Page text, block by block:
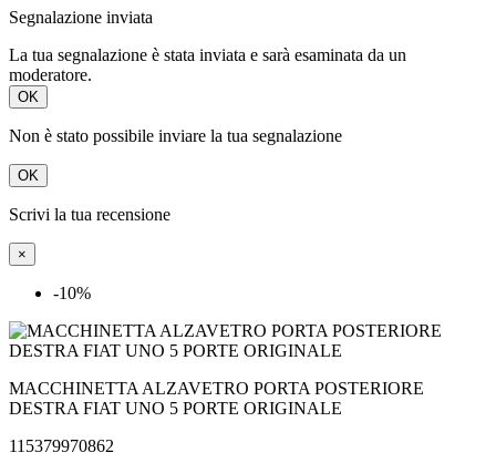
Segnalazione inviata
La tua segnalazione è stata inviata e sarà esaminata da un
moderatore.
OK
Non è stato possibile inviare la tua segnalazione
OK
Scrivi la tua recensione
×
-10%
MACCHINETTA ALZAVETRO PORTA POSTERIORE
DESTRA FIAT UNO 5 PORTE ORIGINALE
115379970862